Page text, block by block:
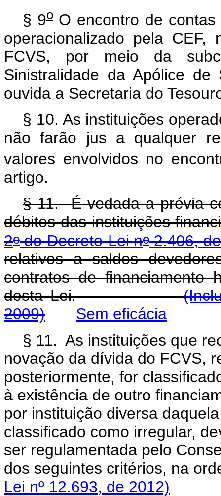
§ 9oO encontro de contas
operacionalizado pela CEF,
FCVS, por meio da
Sinistralidade da Apólice de
ouvida a Secretaria do
§ 10. As instituições
não farão jus a qualquer
valores envolvidos no
artigo.
§ 11. É vedada a prévia
débitos das instituições
2odo Decreto-Lei no2.406,
relativos a saldos
contratos de
desta Lei.
2009)
Sem eficácia
§ 11. As instituições que
novação da dívida do FCVS,
posteriormente, for
à existência de outro
por instituição diversa
classificado como irregular,
ser regulamentada pelo
dos seguintes critérios, na
Lei nº 12.693, de 2012)